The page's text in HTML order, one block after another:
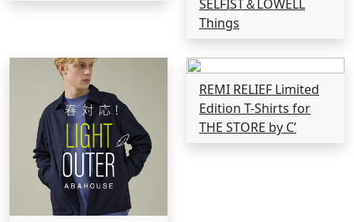
SELFIST＆LOWELL
Things
REMI RELIEF Limited
Edition T-Shirts for
THE STORE by C’